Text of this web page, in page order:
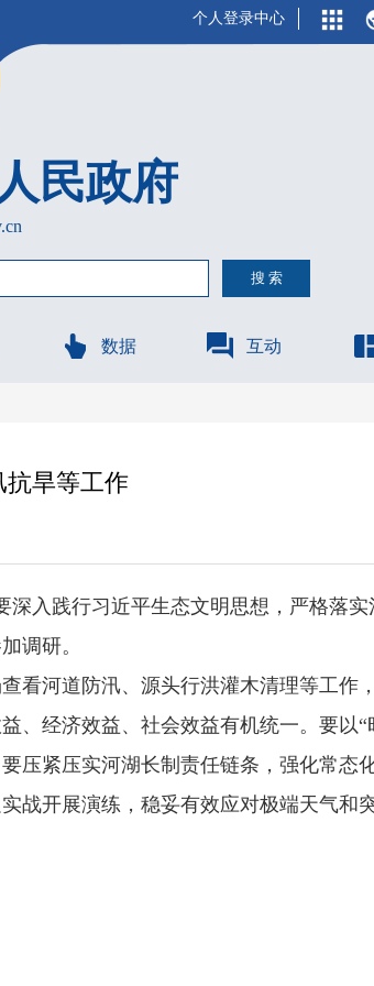
民政府
个人登录中心
数据 互动
抗旱等工作
入践行习近平生态文明思想，严格落
调研。
看河道防汛、源头行洪灌木清理等工作
、经济效益、社会效益有机统一。要以“
压紧压实河湖长制责任链条，强化常态
战开展演练，稳妥有效应对极端天气和